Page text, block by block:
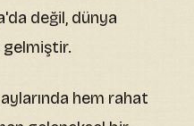
değil, dünya
gelmiştir.
hem rahat